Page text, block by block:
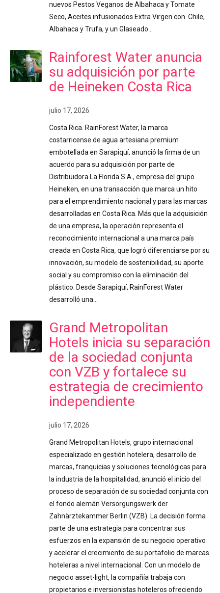
nuevos Pestos Veganos de Albahaca y Tomate
Seco, Aceites infusionados Extra Virgen con Chile,
Albahaca y Trufa, y un Glaseado…
Rainforest Water anuncia
su adquisición por parte
de Heineken Costa Rica
julio 17, 2026
Costa Rica. RainForest Water, la marca
costarricense de agua artesiana premium
embotellada en Sarapiquí, anunció la firma de un
acuerdo para su adquisición por parte de
Distribuidora La Florida S.A., empresa del grupo
Heineken, en una transacción que marca un hito
para el emprendimiento nacional y para las marcas
desarrolladas en Costa Rica. Más que la adquisición
de una empresa, la operación representa el
reconocimiento internacional a una marca país
creada en Costa Rica, que logró diferenciarse por su
innovación, su modelo de sostenibilidad, su aporte
social y su compromiso con la eliminación del
plástico. Desde Sarapiquí, RainForest Water
desarrolló una…
Grand Metropolitan
Hotels inicia su separación
de la sociedad conjunta
con VZB y fortalece su
estrategia de crecimiento
independiente
julio 17, 2026
Grand Metropolitan Hotels, grupo internacional
especializado en gestión hotelera, desarrollo de
marcas, franquicias y soluciones tecnológicas para
la industria de la hospitalidad, anunció el inicio del
proceso de separación de su sociedad conjunta con
el fondo alemán Versorgungswerk der
Zahnärztekammer Berlin (VZB). La decisión forma
parte de una estrategia para concentrar sus
esfuerzos en la expansión de su negocio operativo
y acelerar el crecimiento de su portafolio de marcas
hoteleras a nivel internacional. Con un modelo de
negocio asset-light, la compañía trabaja con
propietarios e inversionistas hoteleros ofreciendo